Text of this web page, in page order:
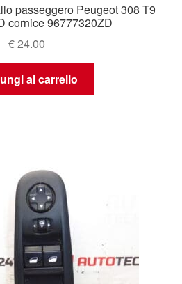
passeggero Peugeot 308 T9
cornice 96777320ZD
€24.00
al carrello